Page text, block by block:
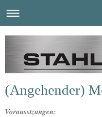
(Angehender)
Vorausstzungen: